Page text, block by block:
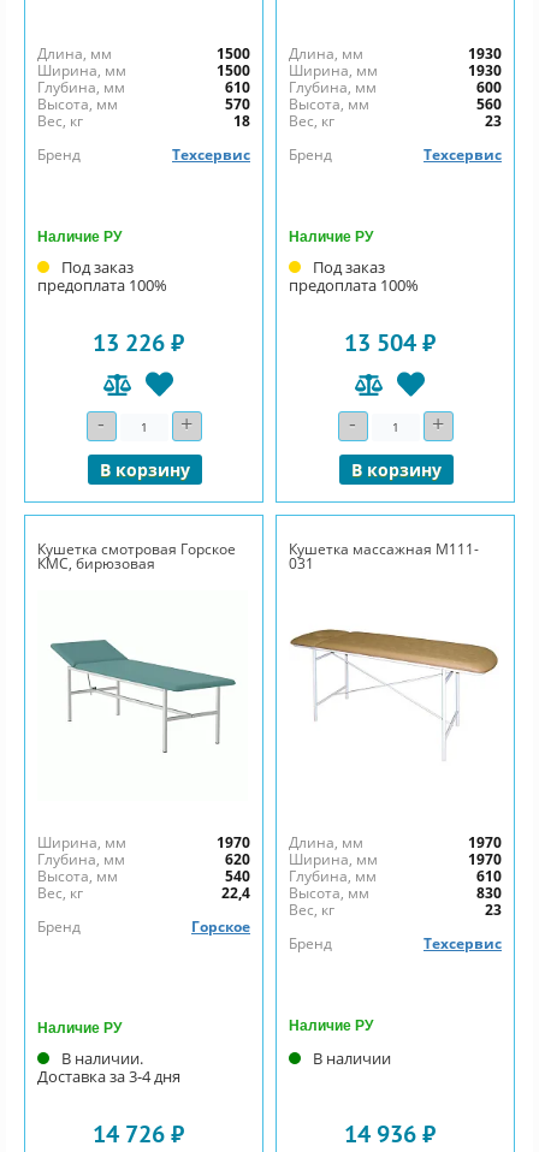
Длина, мм
1500
Ширина, мм
1500
Глубина, мм
610
Высота, мм
570
Вес, кг
18
Бренд
Техсервис
Наличие РУ
Под заказ
предоплата 100%
13 226 ₽
- Количество+
В корзину
Длина, мм
1930
Ширина, мм
1930
Глубина, мм
600
Высота, мм
560
Вес, кг
23
Бренд
Техсервис
Наличие РУ
Под заказ
предоплата 100%
13 504 ₽
- Количество+
В корзину
Кушетка смотровая Горское
КМС, бирюзовая
Ширина, мм
1970
Глубина, мм
620
Высота, мм
540
Вес, кг
22,4
Бренд
Горское
Наличие РУ
В наличии.
Доставка за 3-4 дня
14 726 ₽
Кушетка массажная М111-
031
Длина, мм
1970
Ширина, мм
1970
Глубина, мм
610
Высота, мм
830
Вес, кг
23
Бренд
Техсервис
Наличие РУ
В наличии
14 936 ₽